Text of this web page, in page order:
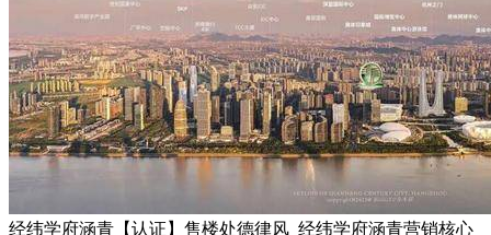
经纬学府涵青【认证】售楼处德律风_经纬学府涵青营销核心